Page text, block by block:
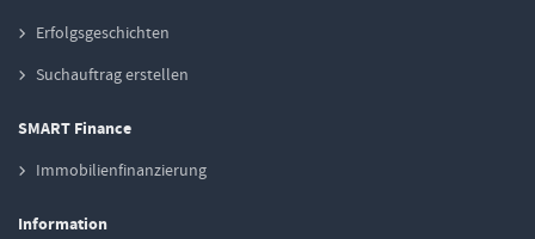
Erfolgsgeschichten
Suchauftrag erstellen
SMART Finance
Immobilienfinanzierung
Information